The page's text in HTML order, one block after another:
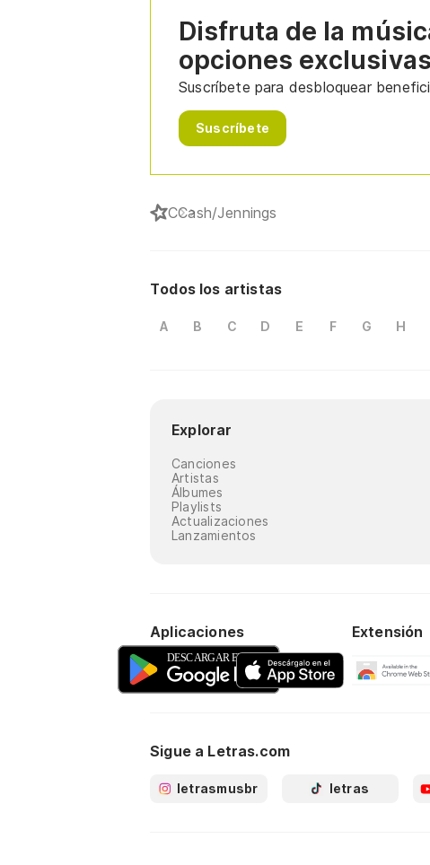
Disfruta de la
opciones exclusivas
Suscríbete para desbloquear
Suscríbete
CCash/Jennings
Todos los artistas
A B C D E F G H
Explorar
Canciones
Artistas
Álbumes
Playlists
Actualizaciones
Lanzamientos
Aplicaciones Extensión
Sigue a Letras.com
letrasmusbr letras